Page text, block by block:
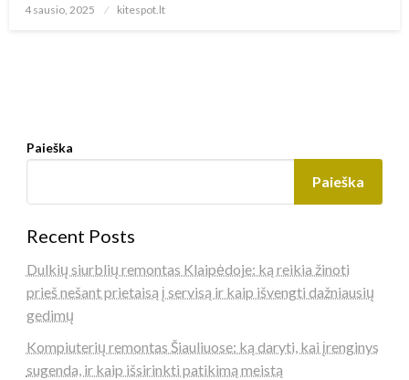
Posted
4 sausio, 2025 kitespot.lt
Paieška
Paieška
Recent Posts
Dulkių siurblių remontas Klaipėdoje: ką reikia žinoti
prieš nešant prietaisą į servisą ir kaip išvengti dažniausių
gedimų
Kompiuterių remontas Šiauliuose: ką daryti, kai įrenginys
sugenda, ir kaip išsirinkti patikimą meistą